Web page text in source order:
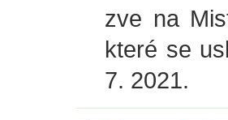
zve na
které se
7. 2021.